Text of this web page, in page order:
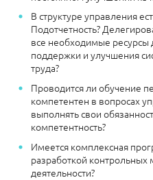
В структуре управления
Подотчетность?
все необходимые ресурсы
поддержки и улучшения
труда?
Проводится ли обучение
компетентен в вопросах
выполнять свои
компетентность?
Имеется комплексная
разработкой
деятельности?